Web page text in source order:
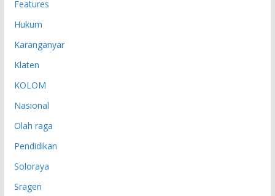
Features
Hukum
Karanganyar
Klaten
KOLOM
Nasional
Olah raga
Pendidikan
Soloraya
Sragen